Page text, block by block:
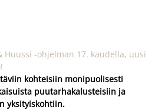
Huussi -ohjelman 17. kaudella, uusi
kohteisiin monipuolisesti
puutarhakalusteisiin ja
yksityiskohtiin.